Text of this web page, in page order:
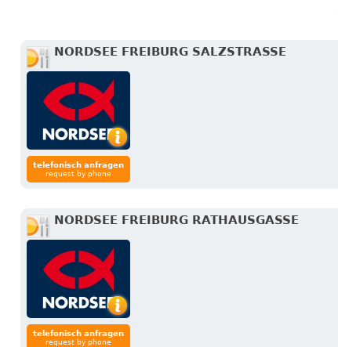
NORDSEE FREIBURG SALZSTRASSE
telefonisch anfragen
request by phone
NORDSEE FREIBURG RATHAUSGASSE
telefonisch anfragen
request by phone